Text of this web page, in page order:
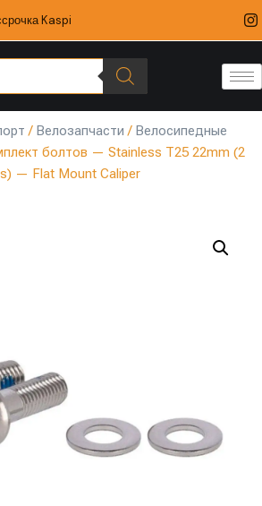
Kaspi
/ Велозапчасти / Велосипедные
болтов — Stainless T25 22mm (2
— Flat Mount Caliper